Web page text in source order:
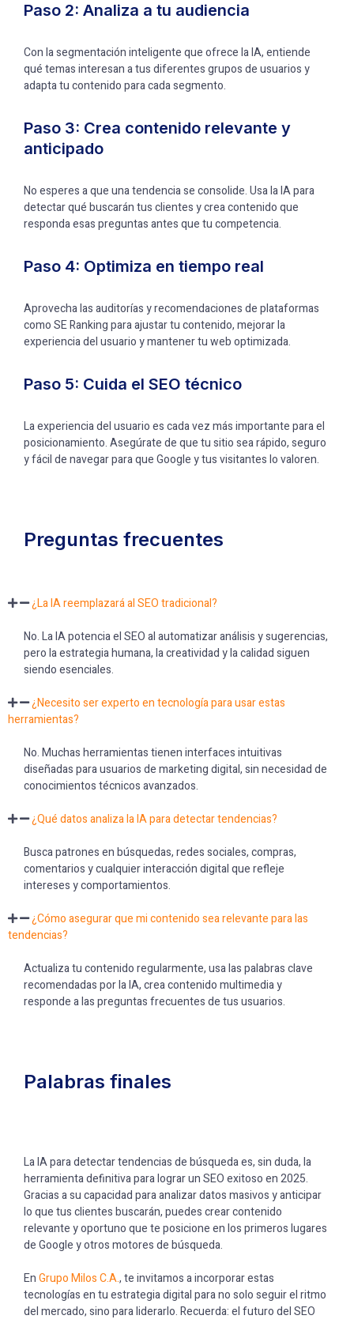
Paso 2: Analiza a tu audiencia
Con la segmentación inteligente que ofrece la IA, entiende
qué temas interesan a tus diferentes grupos de usuarios y
adapta tu contenido para cada segmento.
Paso 3: Crea contenido relevante y
anticipado
No esperes a que una tendencia se consolide. Usa la IA para
detectar qué buscarán tus clientes y crea contenido que
responda esas preguntas antes que tu competencia.
Paso 4: Optimiza en tiempo real
Aprovecha las auditorías y recomendaciones de plataformas
como SE Ranking para ajustar tu contenido, mejorar la
experiencia del usuario y mantener tu web optimizada.
Paso 5: Cuida el SEO técnico
La experiencia del usuario es cada vez más importante para el
posicionamiento. Asegúrate de que tu sitio sea rápido, seguro
y fácil de navegar para que Google y tus visitantes lo valoren.
Preguntas frecuentes
¿La IA reemplazará al SEO tradicional?
No. La IA potencia el SEO al automatizar análisis y sugerencias,
pero la estrategia humana, la creatividad y la calidad siguen
siendo esenciales.
¿Necesito ser experto en tecnología para usar estas
herramientas?
No. Muchas herramientas tienen interfaces intuitivas
diseñadas para usuarios de marketing digital, sin necesidad de
conocimientos técnicos avanzados.
¿Qué datos analiza la IA para detectar tendencias?
Busca patrones en búsquedas, redes sociales, compras,
comentarios y cualquier interacción digital que refleje
intereses y comportamientos.
¿Cómo asegurar que mi contenido sea relevante para las
tendencias?
Actualiza tu contenido regularmente, usa las palabras clave
recomendadas por la IA, crea contenido multimedia y
responde a las preguntas frecuentes de tus usuarios.
Palabras finales
La IA para detectar tendencias de búsqueda es, sin duda, la
herramienta definitiva para lograr un SEO exitoso en 2025.
Gracias a su capacidad para analizar datos masivos y anticipar
lo que tus clientes buscarán, puedes crear contenido
relevante y oportuno que te posicione en los primeros lugares
de Google y otros motores de búsqueda.
EnGrupo Milos C.A., te invitamos a incorporar estas
tecnologías en tu estrategia digital para no solo seguir el ritmo
del mercado, sino para liderarlo. Recuerda: el futuro del SEO